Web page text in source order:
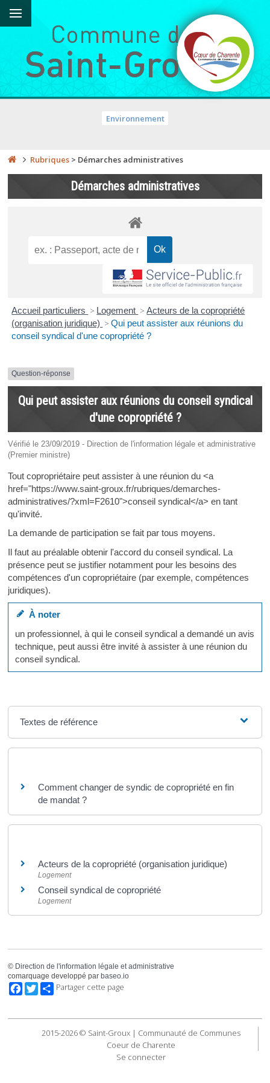
Environnement
Rubriques > Démarches administratives
Démarches administratives
Accueil particuliers > Logement > Acteurs de la copropriété
(organisation juridique) > Qui peut assister aux réunions du
conseil syndical d'une copropriété ?
Question-réponse
Qui peut assister aux réunions du conseil syndical
d'une copropriété ?
Vérifié le 23/09/2019 - Direction de l'information légale et administrative
(Premier ministre)
Tout copropriétaire peut assister à une réunion du <a
href="https://www.saint-groux.fr/rubriques/demarches-
administratives/?xml=F2610">conseil syndical</a> en tant
qu'invité.
La demande de participation se fait par tous moyens.
Il faut au préalable obtenir l'accord du conseil syndical. La
présence peut se justifier notamment pour les besoins des
compétences d'un copropriétaire (par exemple, compétences
juridiques).
À noter
un professionnel, à qui le conseil syndical a demandé un avis
technique, peut aussi être invité à assister à une réunion du
conseil syndical.
Textes de référence
Comment changer de syndic de copropriété en fin
de mandat ?
Acteurs de la copropriété (organisation juridique)
Logement
Conseil syndical de copropriété
Logement
© Direction de l'information légale et administrative
comarquage developpé par baseo.io
Facebook
TwitterPartager cette page
2015-2026 © Saint-Groux | Communauté de Communes
Coeur de Charente
Se connecter